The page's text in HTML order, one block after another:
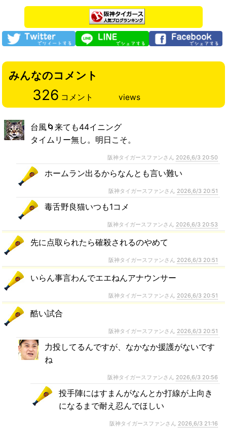
みんなのコメント
326 コメント views
台風🌀来ても44イニング
タイムリー無し。明日こそ。
阪神タイガースファンさん 2026,6/3 20:50
ホームラン出るからなんとも言い難い
阪神タイガースファンさん 2026,6/3 20:51
毒舌野良猫いつも1コメ
阪神タイガースファンさん 2026,6/3 20:53
先に点取られたら確殺されるのやめて
阪神タイガースファンさん 2026,6/3 20:51
いらん事言わんでエエねんアナウンサー
阪神タイガースファンさん 2026,6/3 20:51
酷い試合
阪神タイガースファンさん 2026,6/3 20:51
力投してるんですが、なかなか援護がないです
ね
阪神タイガースファンさん 2026,6/3 20:56
投手陣にはすまんがなんとか打線が上向き
になるまで耐え忍んでほしい
阪神タイガースファンさん 2026,6/3 21:16